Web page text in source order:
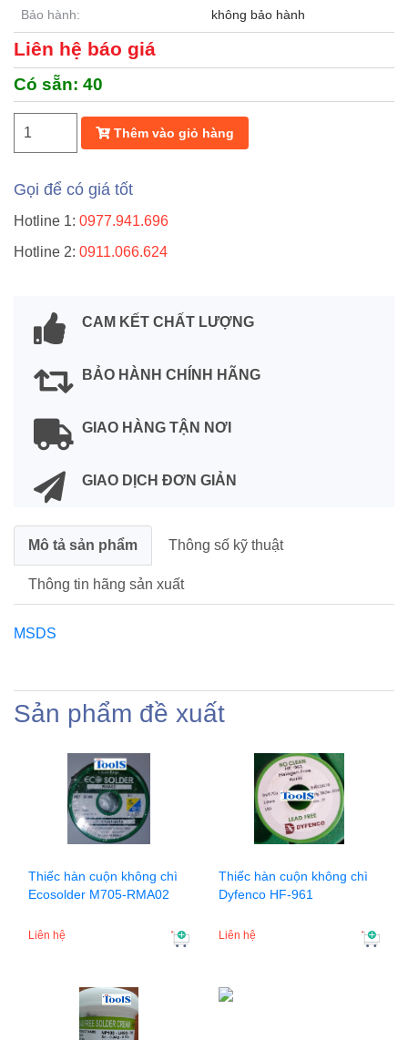
Bảo hành:
không bảo hành
Liên hệ báo giá
Có sẵn: 40
Thêm vào giỏ hàng
Gọi để có giá tốt
Hotline 1: 0977.941.696
Hotline 2: 0911.066.624
CAM KẾT CHẤT LƯỢNG
BẢO HÀNH CHÍNH HÃNG
GIAO HÀNG TẬN NƠI
GIAO DỊCH ĐƠN GIẢN
Mô tả sản phẩm Thông số kỹ thuật
Thông tin hãng sản xuất
MSDS
Sản phẩm đề xuất
Thiếc hàn cuộn không chì
Ecosolder M705-RMA02
Liên hệ
Thiếc hàn cuộn không chì
Dyfenco HF-961
Liên hệ